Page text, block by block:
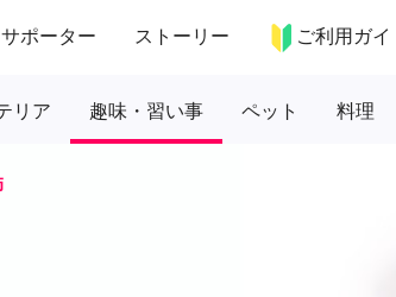
サポーター ストーリー ご利用ガイ
リア 趣味・習い事 ペット 料理